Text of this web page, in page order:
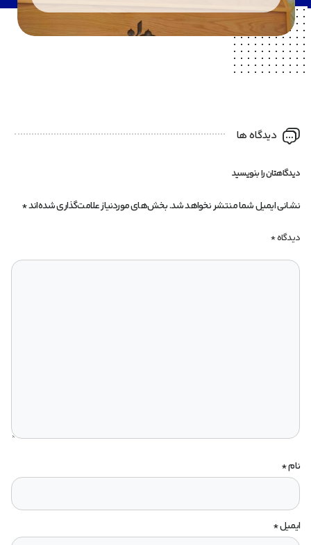
دیدگاه ها
دیدگاهتان را بنویسید
نشانی ایمیل شما منتشر نخواهد شد.بخش‌های موردنیاز علامت‌گذاری شده‌اند*
دیدگاه*
نام*
ایمیل*